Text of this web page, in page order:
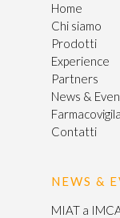
Home
Chi siamo
Prodotti
Experience
Partners
News &
Contatti
NEWS &
MIAT a